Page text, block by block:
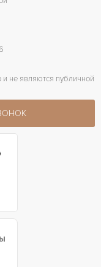
не являются публичной